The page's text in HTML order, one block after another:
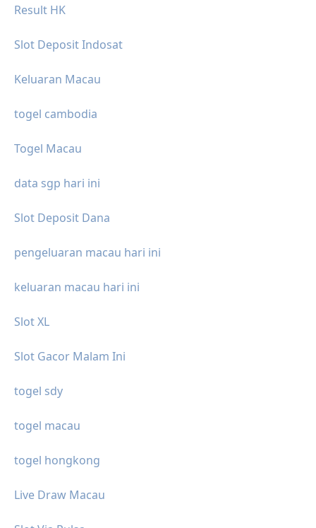
Result HK
Slot Deposit Indosat
Keluaran Macau
togel cambodia
Togel Macau
data sgp hari ini
Slot Deposit Dana
pengeluaran macau hari ini
keluaran macau hari ini
Slot XL
Slot Gacor Malam Ini
togel sdy
togel macau
togel hongkong
Live Draw Macau